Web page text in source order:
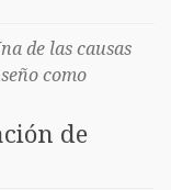
de las causas
como
de